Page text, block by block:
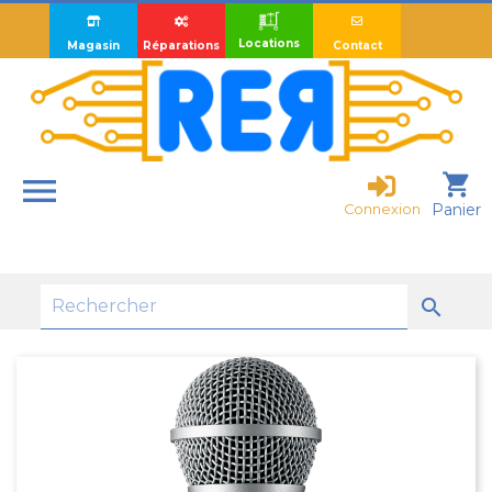
Magasin Réparations Locations Contact
 shopping_cart
Panier
Connexion
